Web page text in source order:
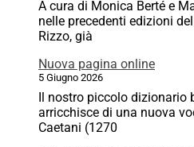
A cura di Monica Berté e
nelle precedenti edizioni
Rizzo, già
Nuova pagina online
5 Giugno 2026
Il nostro piccolo
arricchisce di una nuova
Caetani (1270